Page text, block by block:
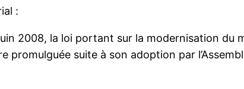
:
2008, la loi portant sur la modernisation du
promulguée suite à son adoption par